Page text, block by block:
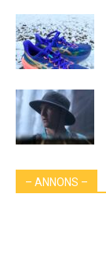
– ANNONS –